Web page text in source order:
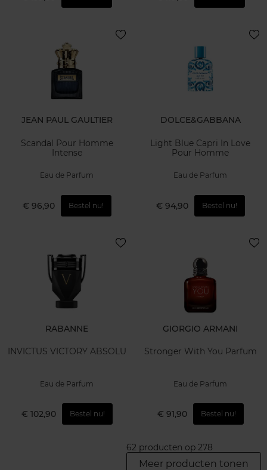
JEAN PAUL GAULTIER
Scandal Pour Homme
Intense
Eau de Parfum
€ 96,90 Bestel nu!
DOLCE&GABBANA
Light Blue Capri In Love
Pour Homme
Eau de Parfum
€ 94,90 Bestel nu!
RABANNE
INVICTUS VICTORY ABSOLU
Eau de Parfum
€ 102,90 Bestel nu!
GIORGIO ARMANI
Stronger With You Parfum
Eau de Parfum
€ 91,90 Bestel nu!
62 producten op 278
Meer producten tonen